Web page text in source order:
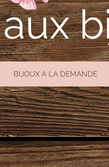
BIJOUX A LA DEMANDE